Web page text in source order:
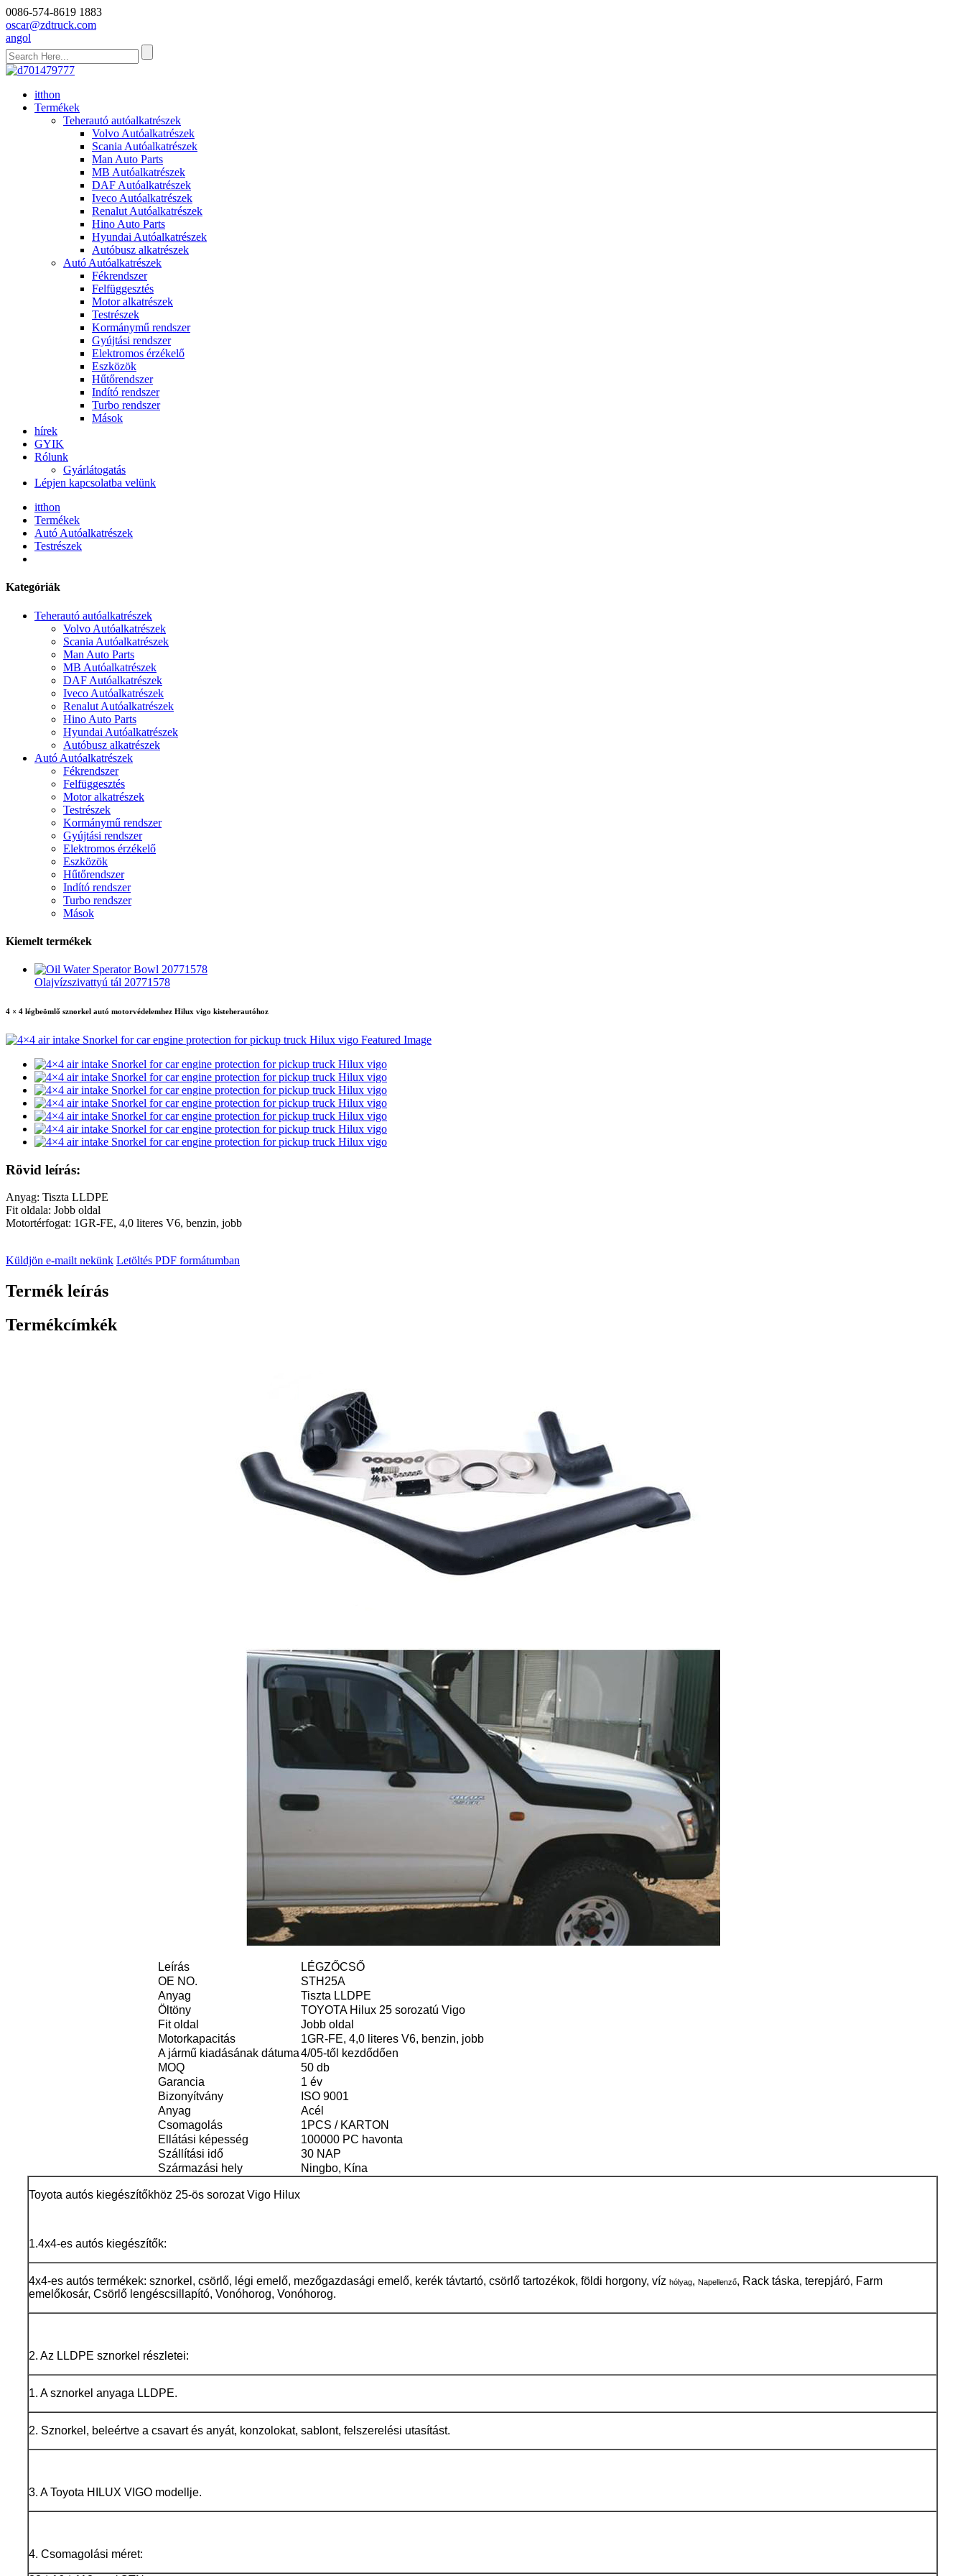
0086-574-8619 1883
oscar@zdtruck.com
angol
itthon
Termékek
Teherautó autóalkatrészek
Volvo Autóalkatrészek
Scania Autóalkatrészek
Man Auto Parts
MB Autóalkatrészek
DAF Autóalkatrészek
Iveco Autóalkatrészek
Renalut Autóalkatrészek
Hino Auto Parts
Hyundai Autóalkatrészek
Autóbusz alkatrészek
Autó Autóalkatrészek
Fékrendszer
Felfüggesztés
Motor alkatrészek
Testrészek
Kormánymű rendszer
Gyújtási rendszer
Elektromos érzékelő
Eszközök
Hűtőrendszer
Indító rendszer
Turbo rendszer
Mások
hírek
GYIK
Rólunk
Gyárlátogatás
Lépjen kapcsolatba velünk
itthon
Termékek
Autó Autóalkatrészek
Testrészek
Kategóriák
Teherautó autóalkatrészek
Volvo Autóalkatrészek
Scania Autóalkatrészek
Man Auto Parts
MB Autóalkatrészek
DAF Autóalkatrészek
Iveco Autóalkatrészek
Renalut Autóalkatrészek
Hino Auto Parts
Hyundai Autóalkatrészek
Autóbusz alkatrészek
Autó Autóalkatrészek
Fékrendszer
Felfüggesztés
Motor alkatrészek
Testrészek
Kormánymű rendszer
Gyújtási rendszer
Elektromos érzékelő
Eszközök
Hűtőrendszer
Indító rendszer
Turbo rendszer
Mások
Kiemelt termékek
Olajvízszivattyú tál 20771578
4 × 4 légbeömlő sznorkel autó motorvédelemhez Hilux vigo kisteherautóhoz
Rövid leírás:
Anyag: Tiszta LLDPE
Fit oldala: Jobb oldal
Motortérfogat: 1GR-FE, 4,0 literes V6, benzin, jobb
Küldjön e-mailt nekünk Letöltés PDF formátumban
Termék leírás
Termékcímkék
Leírás
LÉGZŐCSŐ
OE NO.
STH25A
Anyag
Tiszta LLDPE
Öltöny
TOYOTA Hilux 25 sorozatú Vigo
Fit oldal
Jobb oldal
Motorkapacitás
1GR-FE, 4,0 literes V6, benzin, jobb
A jármű kiadásának dátuma4/05-től kezdődően
MOQ
50 db
Garancia
1 év
Bizonyítvány
ISO 9001
Anyag
Acél
Csomagolás
1PCS / KARTON
Ellátási képesség
100000 PC havonta
Szállítási idő
30 NAP
Származási hely
Ningbo, Kína
Toyota autós kiegészítőkhöz 25-ös sorozat Vigo Hilux
1.4x4-es autós kiegészítők:
4x4-es autós termékek: sznorkel, csörlő, légi emelő, mezőgazdasági emelő, kerék távtartó, csörlő tartozékok, földi horgony, víz hólyag, Napellenző, Rack táska, terepjáró, Farm
emelőkosár, Csörlő lengéscsillapító, Vonóhorog, Vonóhorog.
2. Az LLDPE sznorkel részletei:
1. A sznorkel anyaga LLDPE.
2. Sznorkel, beleértve a csavart és anyát, konzolokat, sablont, felszerelési utasítást.
3. A Toyota HILUX VIGO modellje.
4. Csomagolási méret: